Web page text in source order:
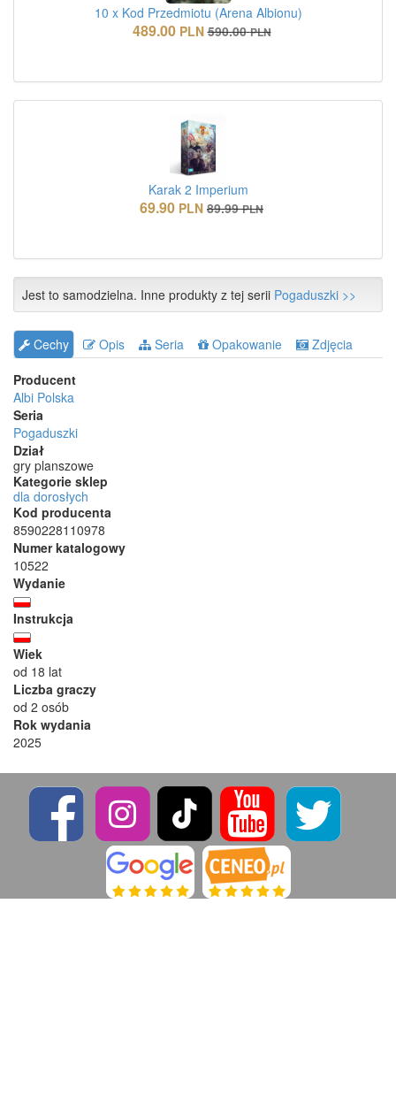
10 x Kod Przedmiotu (Arena Albionu)
489.00 PLN 590.00 PLN
Karak 2 Imperium
69.90 PLN 89.99 PLN
Jest to samodzielna. Inne produkty z tej serii Pogaduszki >>
Cechy Opis Seria Opakowanie
Zdjęcia
Producent
Albi Polska
Seria
Pogaduszki
Dział
gry planszowe
Kategorie sklep
dla dorosłych
Kod producenta
8590228110978
Numer katalogowy
10522
Wydanie
Instrukcja
Wiek
od 18 lat
Liczba graczy
od 2 osób
Rok wydania
2025